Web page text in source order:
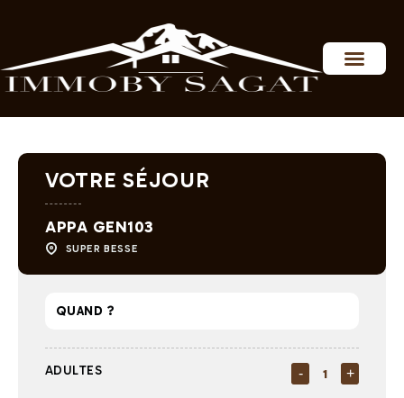
VOTRE SÉJOUR
APPA GEN103
SUPER BESSE
ADULTES - +